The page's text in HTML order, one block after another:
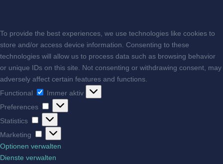
To provide the best experiences, we use technologies like cookies to
store and/or access device information. Consenting to these
technologies will allow us to process data such as browsing behavior
or unique IDs on this site. Not consenting or withdrawing consent, may
adversely affect certain features and functions.
Functional
Functional
Immer aktiv
Preferences
Preferences
Statistics Statistics
Marketing
Marketing
Optionen verwalten
Dienste verwalten